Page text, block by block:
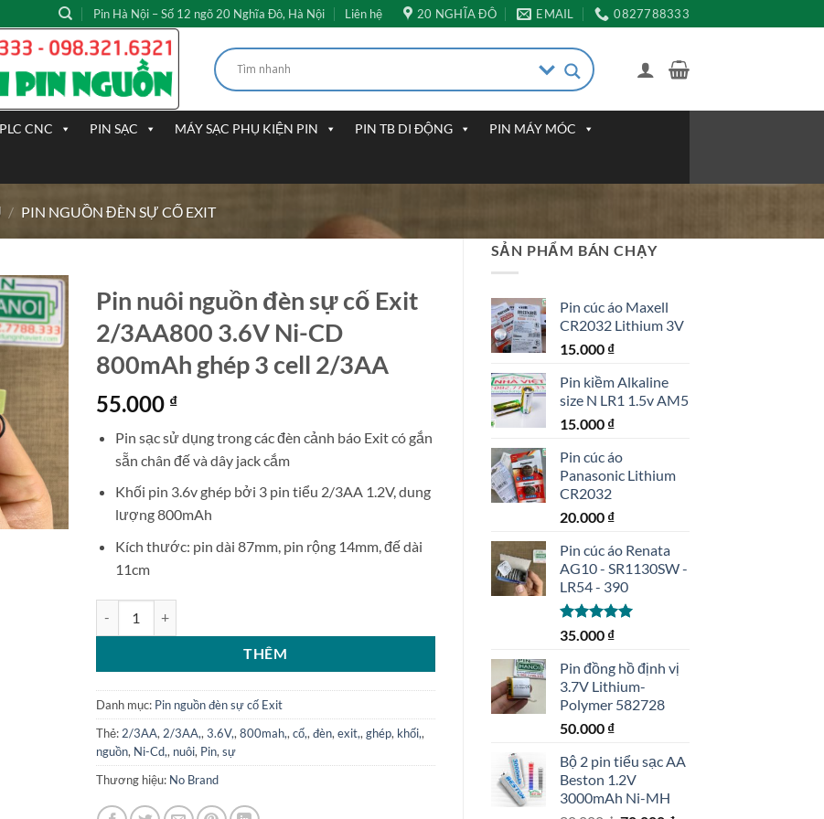
Pin Hà Nội – Số 12 ngõ 20 Nghĩa Đô, Hà Nội Liên hệ 20 NGHĨA ĐÔ EMAIL 0827788333
CNC PIN SẠC MÁY SẠC PHỤ KIỆN PIN PIN TB DI ĐỘNG PIN MÁY MÓC
/ PIN NGUỒN ĐÈN SỰ CỐ EXIT
SẢN PHẨM BÁN CHẠY
Pin cúc áo Maxell
CR2032 Lithium 3V
15.000 ₫
Pin kiềm Alkaline
size N LR1 1.5v AM5
15.000 ₫
Pin cúc áo
Panasonic Lithium
CR2032
20.000 ₫
Pin cúc áo Renata
AG10 - SR1130SW -
LR54 - 390
Được xếp
5 sao
35.000 ₫
Pin đồng hồ định vị
3.7V Lithium-
Polymer 582728
50.000 ₫
Bộ 2 pin tiểu sạc AA
Beston 1.2V
3000mAh Ni-MH
Pin nuôi nguồn đèn sự cố Exit
2/3AA800 3.6V Ni-CD
800mAh ghép 3 cell 2/3AA
55.000 ₫
Pin sạc sử dụng trong các đèn cảnh báo Exit có gắn
sẵn chân đế và dây jack cắm
Khối pin 3.6v ghép bởi 3 pin tiểu 2/3AA 1.2V, dung
lượng 800mAh
Kích thước: pin dài 87mm, pin rộng 14mm, đế dài
11cm
Pin nuôi nguồn đèn sự cố Exit 2/3AA800 3.6V Ni-CD 800mAh ghép 3 cell 2/3AA số lượng
THÊM
Danh mục: Pin nguồn đèn sự cố Exit
Thẻ:2/3AA,2/3AA,,3.6V,,800mah,,cố,,đèn,exit,,ghép, khối,,
nguồn, Ni-Cd,, nuôi, Pin,sự
Thương hiệu: No Brand